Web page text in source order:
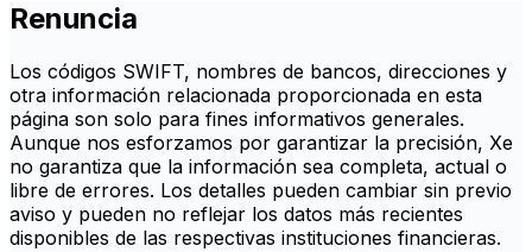
Renuncia
Los códigos SWIFT, nombres de bancos, direcciones y
otra información relacionada proporcionada en esta
página son solo para fines informativos generales.
Aunque nos esforzamos por garantizar la precisión, Xe
no garantiza que la información sea completa, actual o
libre de errores. Los detalles pueden cambiar sin previo
aviso y pueden no reflejar los datos más recientes
disponibles de las respectivas instituciones financieras.